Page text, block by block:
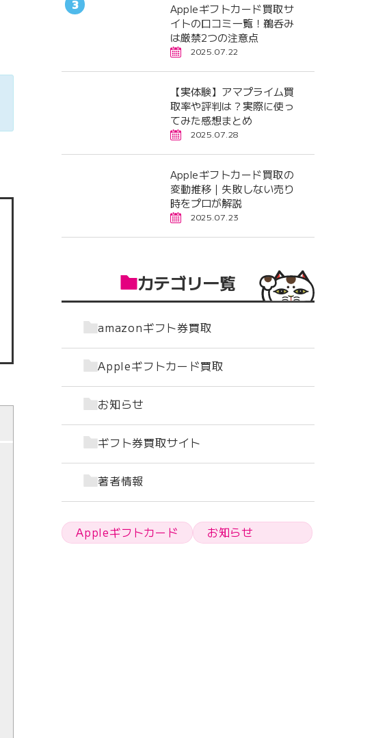
Appleギフトカード買取サ
イトの口コミ一覧！鵜呑み
は厳禁2つの注意点
2025.07.22
【実体験】アマプライム買
取率や評判は？実際に使っ
てみた感想まとめ
2025.07.28
Appleギフトカード買取の
変動推移｜失敗しない売り
時をプロが解説
2025.07.23
カテゴリ一覧
amazonギフト券買取
Appleギフトカード買取
お知らせ
ギフト券買取サイト
著者情報
Appleギフトカード お知らせ